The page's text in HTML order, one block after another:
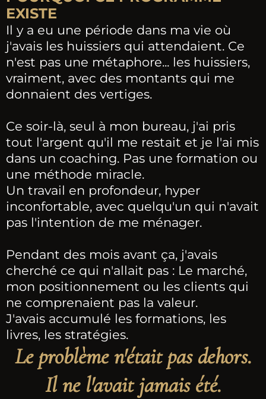
EXISTE
Il y a eu une période dans ma vie où
j'avais les huissiers qui attendaient. Ce
n'est pas une métaphore... les huissiers,
vraiment, avec des montants qui me
donnaient des vertiges.
Ce soir-là, seul à mon bureau, j'ai pris
tout l'argent qu'il me restait et je l'ai mis
dans un coaching. Pas une formation ou
une méthode miracle.
Un travail en profondeur, hyper
inconfortable, avec quelqu'un qui n'avait
pas l'intention de me ménager.
Pendant des mois avant ça, j'avais
cherché ce qui n'allait pas : Le marché,
mon positionnement ou les clients qui
ne comprenaient pas la valeur.
J'avais accumulé les formations, les
livres, les stratégies.
Le problème n'était pas dehors.
Il ne l'avait jamais été.